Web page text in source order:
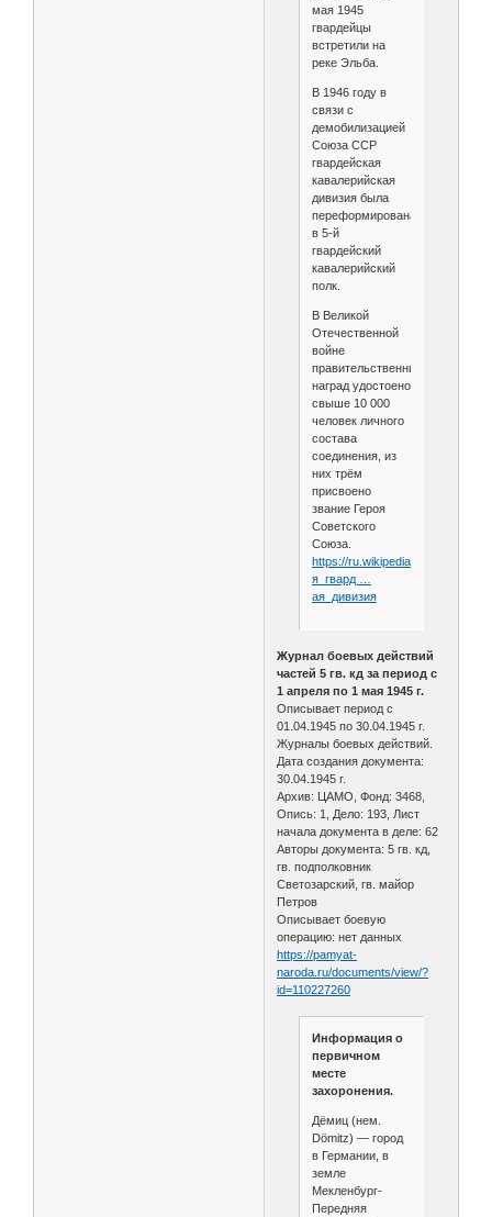
мая 1945
гвардейцы
встретили на
реке Эльба.
В 1946 году в
связи с
демобилизацией
Союза ССР
гвардейская
кавалерийская
дивизия была
переформирована
в 5-й
гвардейский
кавалерийский
полк.
В Великой
Отечественной
войне
правительственных
наград удостоено
свыше 10 000
человек личного
состава
соединения, из
них трём
присвоено
звание Героя
Советского
Союза.
https://ru.wikipedia.org/wiki/5-
я_гвард …
ая_дивизия
Журнал боевых действий
частей 5 гв. кд за период с
1 апреля по 1 мая 1945 г.
Описывает период с
01.04.1945 по 30.04.1945 г.
Журналы боевых действий.
Дата создания документа:
30.04.1945 г.
Архив: ЦАМО, Фонд: 3468,
Опись: 1, Дело: 193, Лист
начала документа в деле: 62
Авторы документа: 5 гв. кд,
гв. подполковник
Светозарский, гв. майор
Петров
Описывает боевую
операцию: нет данных
https://pamyat-
naroda.ru/documents/view/?
id=110227260
Информация о
первичном
месте
захоронения.
Дёмиц (нем.
Dömitz) — город
в Германии, в
земле
Мекленбург-
Передняя